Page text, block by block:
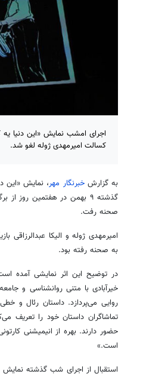
اجرای امشب نمایش «این دنیا
کسالت امیرمهدی ژوله لغو شد.
به گزارشخبرنگار مهر، نمایش «این
صحنه رفت.
به صحنه رفته بود.
در توضیح این اثر نمایشی آمده
خیرآبادی با متنی روانشناسی و
روایی می‌پردازد. داستان رئال و
تماشاگران داستان خود را تعریف
حضور دارند. بهره از انیمیشنی
است.»
استقبال از اجرای شب گذشته نمایش